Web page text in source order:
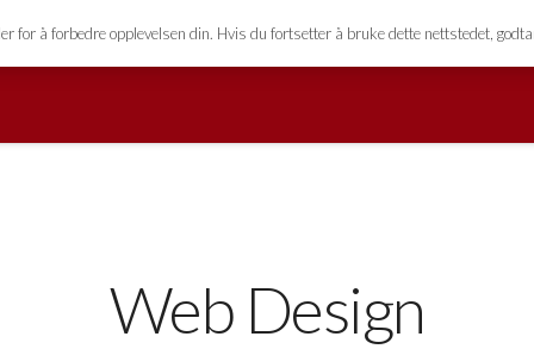
Web Design
for å forbedre opplevelsen din. Hvis du fortsetter å bruke dette nettstedet,